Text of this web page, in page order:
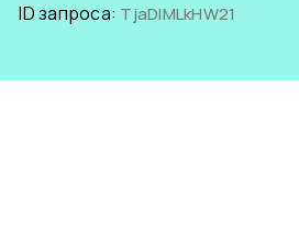
ID запроса: TjaDlMLkHW21